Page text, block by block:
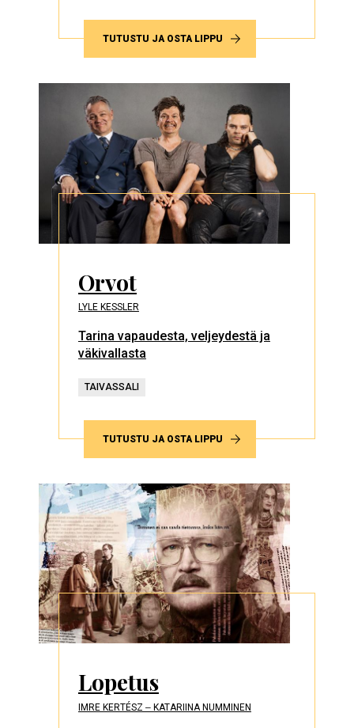
TUTUSTU JA OSTA LIPPU
Orvot
LYLE KESSLER
Tarina vapaudesta, veljeydestä ja
väkivallasta
TAIVASSALI
TUTUSTU JA OSTA LIPPU
Lopetus
IMRE KERTÉSZ ‒ KATARIINA NUMMINEN